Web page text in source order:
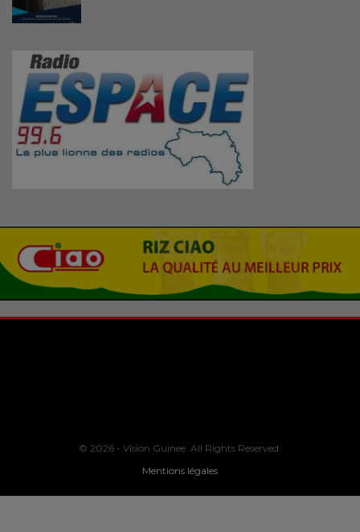
© 2026 - Vision Guinee. All Rights Reserved.
Mentions légales